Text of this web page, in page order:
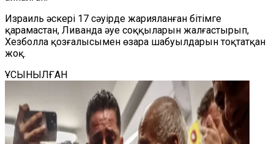
Израиль әскері 17 сәуірде жарияланған бітімге
қарамастан, Ливанда әуе соққыларын жалғастырып,
Хезболла қозғалысымен өзара шабуылдарын тоқтатқан
жоқ.
ҰСЫНЫЛҒАН